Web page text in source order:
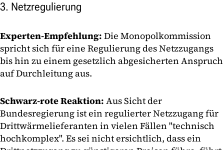
3. Netzregulierung
Experten-Empfehlung: Die Monopolkommission
spricht sich für eine Regulierung des Netzzugangs
bis hin zu einem gesetzlich abgesicherten Anspruch
auf Durchleitung aus.
Schwarz-rote Reaktion: Aus Sicht der
Bundesregierung ist ein regulierter Netzzugang für
Drittwärmelieferanten in vielen Fällen "technisch
hochkomplex". Es sei nicht ersichtlich, dass ein